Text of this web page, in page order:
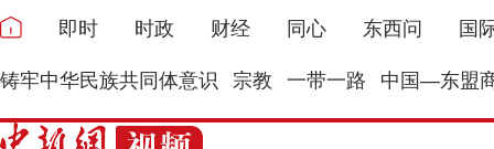
即时 时政 财经 同心 东西问 国
铸牢中华民族共同体意识 宗教 一带一路 中国—东盟